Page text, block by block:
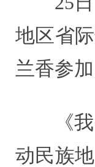
地区省
兰香参加
《
动民族